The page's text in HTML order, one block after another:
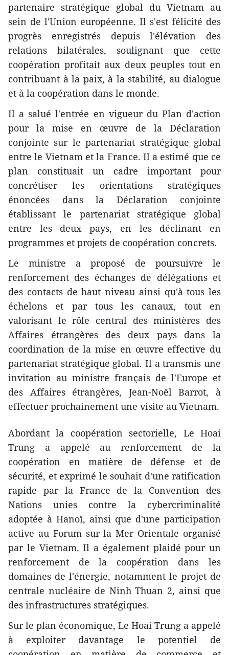
partenaire stratégique global du Vietnam au
sein de l'Union européenne. Il s'est félicité des
progrès enregistrés depuis l'élévation des
relations bilatérales, soulignant que cette
coopération profitait aux deux peuples tout en
contribuant à la paix, à la stabilité, au dialogue
et à la coopération dans le monde.
Il a salué l'entrée en vigueur du Plan d'action
pour la mise en œuvre de la Déclaration
conjointe sur le partenariat stratégique global
entre le Vietnam et la France. Il a estimé que ce
plan constituait un cadre important pour
concrétiser les orientations stratégiques
énoncées dans la Déclaration conjointe
établissant le partenariat stratégique global
entre les deux pays, en les déclinant en
programmes et projets de coopération concrets.
Le ministre a proposé de poursuivre le
renforcement des échanges de délégations et
des contacts de haut niveau ainsi qu'à tous les
échelons et par tous les canaux, tout en
valorisant le rôle central des ministères des
Affaires étrangères des deux pays dans la
coordination de la mise en œuvre effective du
partenariat stratégique global. Il a transmis une
invitation au ministre français de l'Europe et
des Affaires étrangères, Jean-Noël Barrot, à
effectuer prochainement une visite au Vietnam.
Abordant la coopération sectorielle, Le Hoai
Trung a appelé au renforcement de la
coopération en matière de défense et de
sécurité, et exprimé le souhait d'une ratification
rapide par la France de la Convention des
Nations unies contre la cybercriminalité
adoptée à Hanoï, ainsi que d'une participation
active au Forum sur la Mer Orientale organisé
par le Vietnam. Il a également plaidé pour un
renforcement de la coopération dans les
domaines de l'énergie, notamment le projet de
centrale nucléaire de Ninh Thuan 2, ainsi que
des infrastructures stratégiques.
Sur le plan économique, Le Hoai Trung a appelé
à exploiter davantage le potentiel de